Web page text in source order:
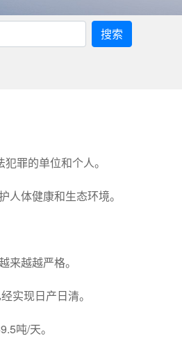
搜索
罪的单位和个人。
体健康和生态环境。
越越严格。
实现日产日清。
吨/天。